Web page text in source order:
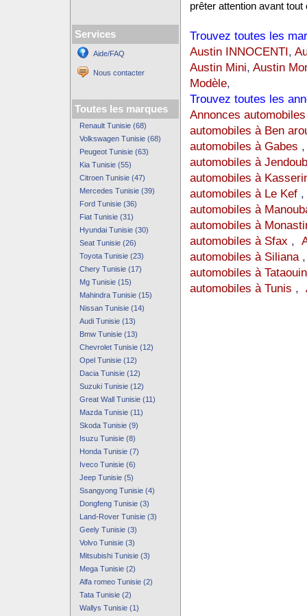
Services
Aide/FAQ
Nous contacter
Toutes les marques
Renault Tunisie (68)
Volkswagen Tunisie (68)
Peugeot Tunisie (63)
Kia Tunisie (55)
Citroen Tunisie (47)
Mercedes Tunisie (39)
Ford Tunisie (36)
Fiat Tunisie (31)
Hyundai Tunisie (30)
Seat Tunisie (26)
Toyota Tunisie (23)
Chery Tunisie (17)
Mg Tunisie (15)
Mahindra Tunisie (15)
Nissan Tunisie (14)
Audi Tunisie (13)
Bmw Tunisie (13)
Chevrolet Tunisie (12)
Opel Tunisie (12)
Dacia Tunisie (12)
Suzuki Tunisie (12)
Great Wall Tunisie (11)
Mazda Tunisie (11)
Skoda Tunisie (9)
Isuzu Tunisie (8)
Honda Tunisie (7)
Iveco Tunisie (6)
Jeep Tunisie (5)
Ssangyong Tunisie (4)
Dongfeng Tunisie (3)
Land-Rover Tunisie (3)
Geely Tunisie (3)
Volvo Tunisie (3)
Mitsubishi Tunisie (3)
Mega Tunisie (2)
Alfa romeo Tunisie (2)
Tata Tunisie (2)
Wallys Tunisie (1)
prêter attention avant tout
Trouvez toutes les
Austin INNOCENTI,
Austin Mini, Austin
Modèle,
Trouvez toutes les
Annonces
automobiles à Ben
automobiles à Gabes
automobiles à
automobiles à
automobiles à Le Kef
automobiles à
automobiles à
automobiles à Sfax ,
automobiles à Siliana
automobiles à
automobiles à Tunis ,